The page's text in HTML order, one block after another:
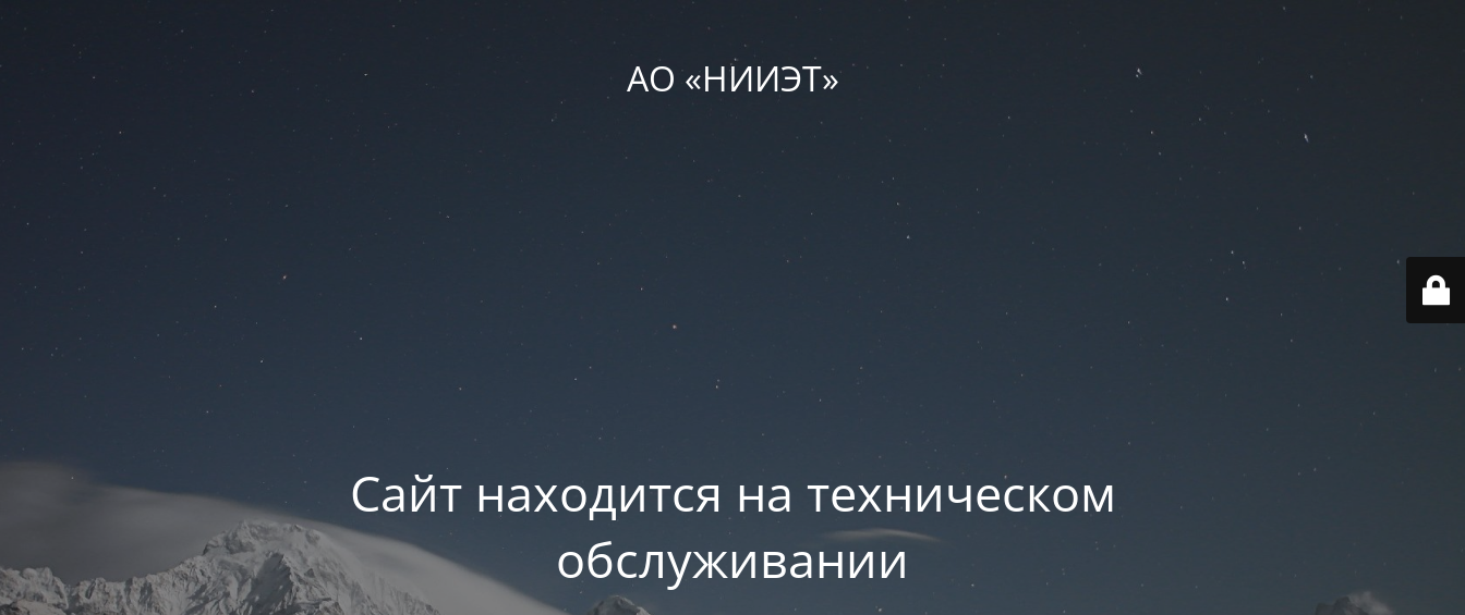
АО «НИИЭТ»
Сайт находится на техническом
обслуживании